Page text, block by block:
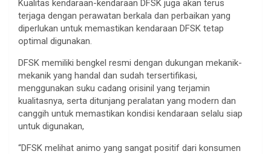
Kualitas kendaraan-kendaraan DFSK juga akan terus
terjaga dengan perawatan berkala dan perbaikan yang
diperlukan untuk memastikan kendaraan DFSK tetap
optimal digunakan.
DFSK memiliki bengkel resmi dengan dukungan mekanik-
mekanik yang handal dan sudah tersertifikasi,
menggunakan suku cadang orisinil yang terjamin
kualitasnya, serta ditunjang peralatan yang modern dan
canggih untuk memastikan kondisi kendaraan selalu siap
untuk digunakan,
“DFSK melihat animo yang sangat positif dari konsumen